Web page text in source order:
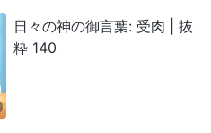
日々の神の御言葉: 受肉 | 抜
粋 140